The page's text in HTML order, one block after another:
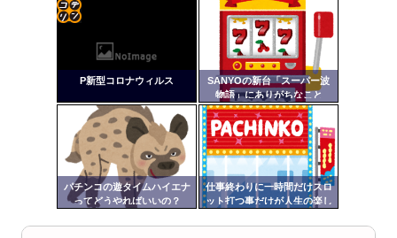
【ヤバ杉】日本の無車検車「実は俺たち20万台も走って
ますｗ」←これどうす...
【閲覧注意】俺が近くにいると機械が壊れるんだけどさ
【画像】ペプシコーラ社、「こういうのでいいんだよ」
な新商品を発売
Powered by livedoor 相互RSS
P新型コロナウィルス
SANYOの新台「スーパー波
物語」にありがちなこと
パチンコの遊タイムハイエナ
ってどうやればいいの？
仕事終わりに一時間だけスロ
ット打つ事だけが人生の楽し
ンク
自動
更新
ツー